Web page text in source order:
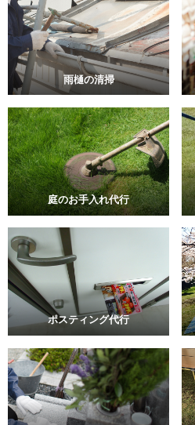
雨樋の清掃
庭のお手入れ代行
ポスティング代行